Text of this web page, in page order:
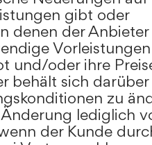
gibt oder
denen der Anbieter
und/oder ihre
sich darüber
zu
lediglich
der Kunde